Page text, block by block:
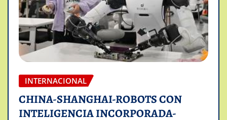
INTERNACIONAL
CHINA-SHANGHAI-ROBOTS CON
INTELIGENCIA INCORPORADA-